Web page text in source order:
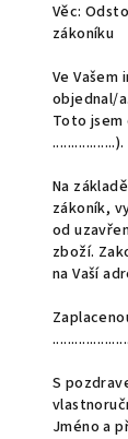
Věc:
zákoníku
Ve
objednal/
Toto jsem
.................).
Na
zákoník,
od
zboží.
na Vaší
S
Jméno a